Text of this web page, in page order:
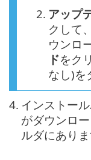
2. アップ
クして
ウンロ
ドをク
なし)を
4. インストー
がダウンロ
ルダにありま